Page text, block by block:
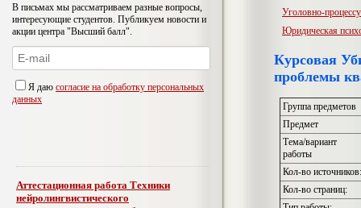
В письмах мы рассматриваем разные вопросы,
интересующие студентов. Публикуем новости и
акции центра "Высший балл".
Я даю согласие на обработку персональных
данных
Аттестационная работа Техники
нейролингвистического
Уголовно-
Юридическая
Курсовая
проблемы
Группа предметов
Предмет
Тема/вариант
работы
Кол-во источников:
Кол-во страниц: